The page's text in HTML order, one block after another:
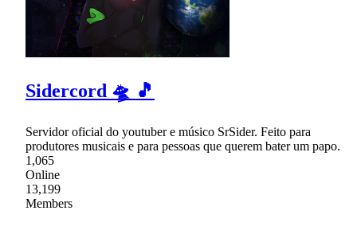
Sidercord 🛸 🎵
Servidor oficial do youtuber e músico SrSider. Feito para
produtores musicais e para pessoas que querem bater um papo.
1,065
Online
13,199
Members